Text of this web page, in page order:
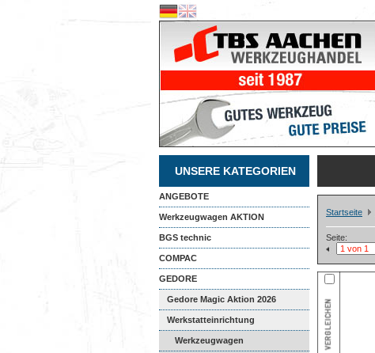
UNSERE KATEGORIEN
ANGEBOTE
Werkzeugwagen AKTION
BGS technic
COMPAC
GEDORE
Gedore Magic Aktion 2026
Werkstatteinrichtung
Werkzeugwagen
Startseite
Seite: